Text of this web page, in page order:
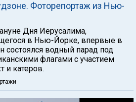
Фоторепортаж из Нью-
Дня Иерусалима,
в Нью-Йорке, впервые в
состоялся водный парад под
флагами с участием
и катеров.